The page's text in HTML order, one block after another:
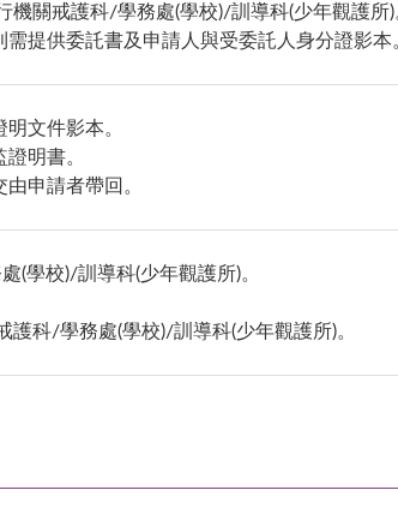
機關戒護科/學務處(學校)/訓導科(少年觀護所)
提供委託書及申請人與受委託人身分證影本
文件影本。
明書。
申請者帶回。
(學校)/訓導科(少年觀護所)。
科/學務處(學校)/訓導科(少年觀護所)。